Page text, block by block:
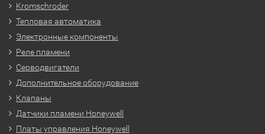
Kromschroder
Тепловая автоматика
Электронные компоненты
Реле пламени
Серводвигатели
Дополнительное оборудование
Клапаны
Датчики пламени Honeywell
Платы управления Honeywell